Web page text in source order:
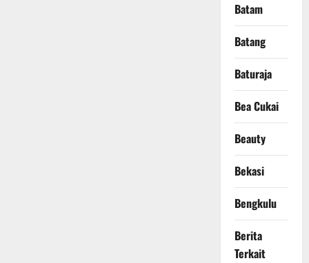
Batam
Batang
Baturaja
Bea Cukai
Beauty
Bekasi
Bengkulu
Berita
Terkait